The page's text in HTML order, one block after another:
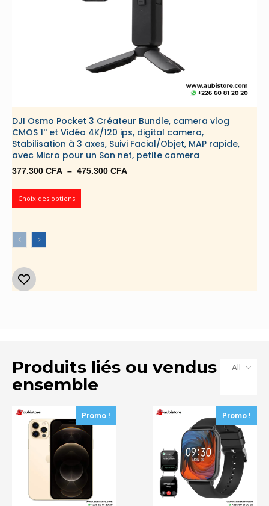
DJI Osmo Pocket 3 Créateur Bundle, camera vlog
CMOS 1'' et Vidéo 4K/120 ips, digital camera,
Stabilisation à 3 axes, Suivi Facial/Objet, MAP rapide,
avec Micro pour un Son net, petite camera
377.300 CFA – 475.300 CFA
Choix des options
Produits liés ou vendus
ensemble
All
Promo ! Promo !